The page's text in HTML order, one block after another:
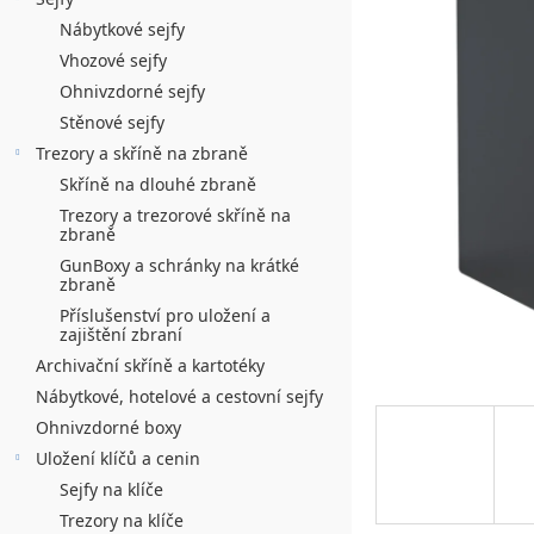
n
Nábytkové sejfy
Vhozové sejfy
Ohnivzdorné sejfy
Stěnové sejfy
Trezory a skříně na zbraně
Skříně na dlouhé zbraně
Trezory a trezorové skříně na
zbraně
GunBoxy a schránky na krátké
zbraně
Příslušenství pro uložení a
zajištění zbraní
Archivační skříně a kartotéky
Nábytkové, hotelové a cestovní sejfy
Ohnivzdorné boxy
Uložení klíčů a cenin
Sejfy na klíče
Trezory na klíče